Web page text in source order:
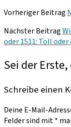
Vorheriger Beitrag
Nächster Beitrag
oder 1511: Toll
Sei der
Schreibe einen
Deine E-Mail-
Felder sind mit*